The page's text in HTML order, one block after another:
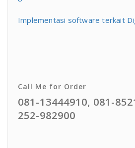
Implementasi software terkait
Call Me for Order
081-13444910, 081-
252-982900